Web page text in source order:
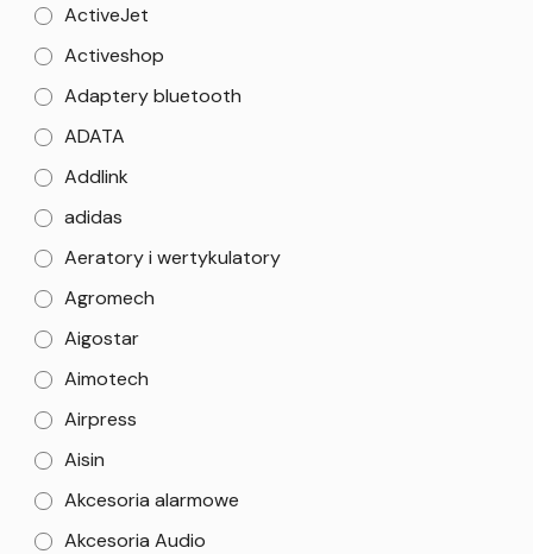
ActiveJet
Activeshop
Adaptery bluetooth
ADATA
Addlink
adidas
Aeratory i wertykulatory
Agromech
Aigostar
Aimotech
Airpress
Aisin
Akcesoria alarmowe
Akcesoria Audio